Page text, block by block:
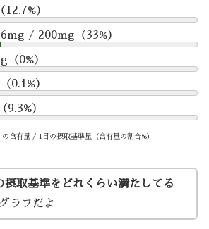
）
/ 200mg（33%）
0%）
0.1%）
）
含有量 / 1日の摂取基準量（含有量の割合%）
摂取基準をどれくらい満たしてる
ラフだよ